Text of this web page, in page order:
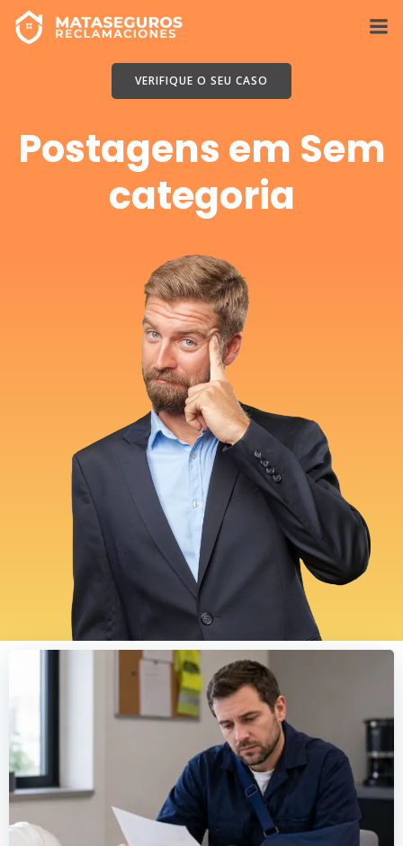
conteúdo
VERIFIQUE O SEU CASO
Postagens em Sem
categoria